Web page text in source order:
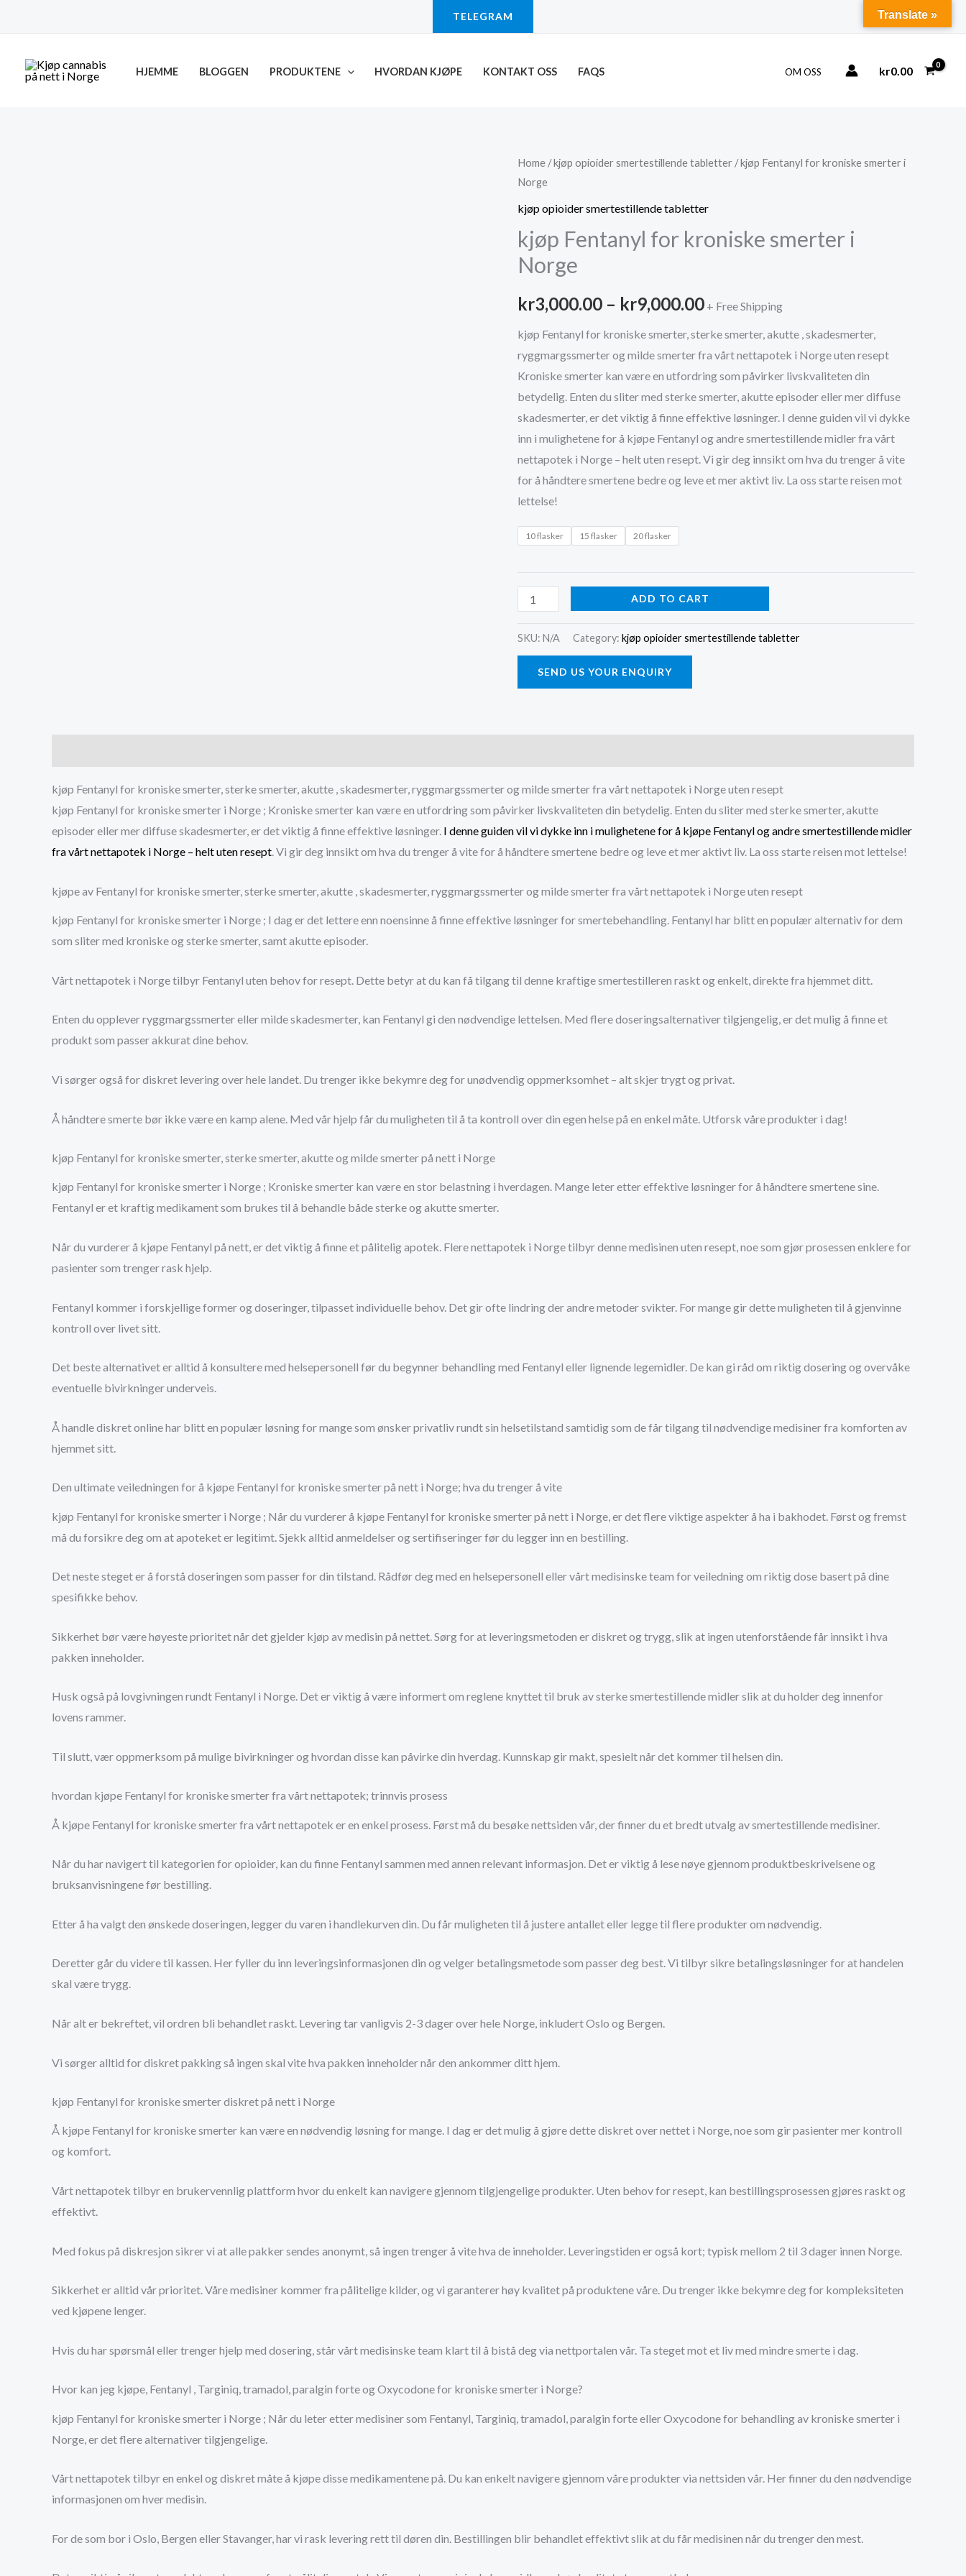
TELEGRAM
HJEMME BLOGGEN PRODUKTENE HVORDAN KJØPE KONTAKT OSS FAQS OM OSS kr0.00
Home /kjøp opioider smertestillende tabletter / kjøp Fentanyl for kroniske smerter i
Norge
kjøp opioider smertestillende tabletter
kjøp Fentanyl for kroniske smerter i
Norge
kr3,000.00 – kr9,000.00Price
range:
kr3,000.00
through
kr9,000.00
+ Free Shipping
kjøp Fentanyl for kroniske smerter, sterke smerter, akutte , skadesmerter,
ryggmargssmerter og milde smerter fra vårt nettapotek i Norge uten resept
Kroniske smerter kan være en utfordring som påvirker livskvaliteten din
betydelig. Enten du sliter med sterke smerter, akutte episoder eller mer diffuse
skadesmerter, er det viktig å finne effektive løsninger. I denne guiden vil vi dykke
inn i mulighetene for å kjøpe Fentanyl og andre smertestillende midler fra vårt
nettapotek i Norge – helt uten resept. Vi gir deg innsikt om hva du trenger å vite
for å håndtere smertene bedre og leve et mer aktivt liv. La oss starte reisen mot
lettelse!
10 flasker 15 flasker 20 flasker
kjøp
for
kroniske
smerter
ADD TO CART
SKU: N/A Category: kjøp opioider smertestillende tabletter
SEND US YOUR ENQUIRY
kjøp Fentanyl for kroniske smerter, sterke smerter, akutte , skadesmerter, ryggmargssmerter og milde smerter fra vårt nettapotek i Norge uten resept
kjøp Fentanyl for kroniske smerter i Norge ; Kroniske smerter kan være en utfordring som påvirker livskvaliteten din betydelig. Enten du sliter med sterke smerter, akutte
episoder eller mer diffuse skadesmerter, er det viktig å finne effektive løsninger. I denne guiden vil vi dykke inn i mulighetene for å kjøpe Fentanyl og andre smertestillende midler
fra vårt nettapotek i Norge – helt uten resept. Vi gir deg innsikt om hva du trenger å vite for å håndtere smertene bedre og leve et mer aktivt liv. La oss starte reisen mot lettelse!
kjøpe av Fentanyl for kroniske smerter, sterke smerter, akutte , skadesmerter, ryggmargssmerter og milde smerter fra vårt nettapotek i Norge uten resept
kjøp Fentanyl for kroniske smerter i Norge ; I dag er det lettere enn noensinne å finne effektive løsninger for smertebehandling. Fentanyl har blitt en populær alternativ for dem
som sliter med kroniske og sterke smerter, samt akutte episoder.
Vårt nettapotek i Norge tilbyr Fentanyl uten behov for resept. Dette betyr at du kan få tilgang til denne kraftige smertestilleren raskt og enkelt, direkte fra hjemmet ditt.
Enten du opplever ryggmargssmerter eller milde skadesmerter, kan Fentanyl gi den nødvendige lettelsen. Med flere doseringsalternativer tilgjengelig, er det mulig å finne et
produkt som passer akkurat dine behov.
Vi sørger også for diskret levering over hele landet. Du trenger ikke bekymre deg for unødvendig oppmerksomhet – alt skjer trygt og privat.
Å håndtere smerte bør ikke være en kamp alene. Med vår hjelp får du muligheten til å ta kontroll over din egen helse på en enkel måte. Utforsk våre produkter i dag!
kjøp Fentanyl for kroniske smerter, sterke smerter, akutte og milde smerter på nett i Norge
kjøp Fentanyl for kroniske smerter i Norge ; Kroniske smerter kan være en stor belastning i hverdagen. Mange leter etter effektive løsninger for å håndtere smertene sine.
Fentanyl er et kraftig medikament som brukes til å behandle både sterke og akutte smerter.
Når du vurderer å kjøpe Fentanyl på nett, er det viktig å finne et pålitelig apotek. Flere nettapotek i Norge tilbyr denne medisinen uten resept, noe som gjør prosessen enklere for
pasienter som trenger rask hjelp.
Fentanyl kommer i forskjellige former og doseringer, tilpasset individuelle behov. Det gir ofte lindring der andre metoder svikter. For mange gir dette muligheten til å gjenvinne
kontroll over livet sitt.
Det beste alternativet er alltid å konsultere med helsepersonell før du begynner behandling med Fentanyl eller lignende legemidler. De kan gi råd om riktig dosering og overvåke
eventuelle bivirkninger underveis.
Å handle diskret online har blitt en populær løsning for mange som ønsker privatliv rundt sin helsetilstand samtidig som de får tilgang til nødvendige medisiner fra komforten av
hjemmet sitt.
Den ultimate veiledningen for å kjøpe Fentanyl for kroniske smerter på nett i Norge; hva du trenger å vite
kjøp Fentanyl for kroniske smerter i Norge ; Når du vurderer å kjøpe Fentanyl for kroniske smerter på nett i Norge, er det flere viktige aspekter å ha i bakhodet. Først og fremst
må du forsikre deg om at apoteket er legitimt. Sjekk alltid anmeldelser og sertifiseringer før du legger inn en bestilling.
Det neste steget er å forstå doseringen som passer for din tilstand. Rådfør deg med en helsepersonell eller vårt medisinske team for veiledning om riktig dose basert på dine
spesifikke behov.
Sikkerhet bør være høyeste prioritet når det gjelder kjøp av medisin på nettet. Sørg for at leveringsmetoden er diskret og trygg, slik at ingen utenforstående får innsikt i hva
pakken inneholder.
Husk også på lovgivningen rundt Fentanyl i Norge. Det er viktig å være informert om reglene knyttet til bruk av sterke smertestillende midler slik at du holder deg innenfor
lovens rammer.
Til slutt, vær oppmerksom på mulige bivirkninger og hvordan disse kan påvirke din hverdag. Kunnskap gir makt, spesielt når det kommer til helsen din.
hvordan kjøpe Fentanyl for kroniske smerter fra vårt nettapotek; trinnvis prosess
Å kjøpe Fentanyl for kroniske smerter fra vårt nettapotek er en enkel prosess. Først må du besøke nettsiden vår, der finner du et bredt utvalg av smertestillende medisiner.
Når du har navigert til kategorien for opioider, kan du finne Fentanyl sammen med annen relevant informasjon. Det er viktig å lese nøye gjennom produktbeskrivelsene og
bruksanvisningene før bestilling.
Etter å ha valgt den ønskede doseringen, legger du varen i handlekurven din. Du får muligheten til å justere antallet eller legge til flere produkter om nødvendig.
Deretter går du videre til kassen. Her fyller du inn leveringsinformasjonen din og velger betalingsmetode som passer deg best. Vi tilbyr sikre betalingsløsninger for at handelen
skal være trygg.
Når alt er bekreftet, vil ordren bli behandlet raskt. Levering tar vanligvis 2-3 dager over hele Norge, inkludert Oslo og Bergen.
Vi sørger alltid for diskret pakking så ingen skal vite hva pakken inneholder når den ankommer ditt hjem.
kjøp Fentanyl for kroniske smerter diskret på nett i Norge
Å kjøpe Fentanyl for kroniske smerter kan være en nødvendig løsning for mange. I dag er det mulig å gjøre dette diskret over nettet i Norge, noe som gir pasienter mer kontroll
og komfort.
Vårt nettapotek tilbyr en brukervennlig plattform hvor du enkelt kan navigere gjennom tilgjengelige produkter. Uten behov for resept, kan bestillingsprosessen gjøres raskt og
effektivt.
Med fokus på diskresjon sikrer vi at alle pakker sendes anonymt, så ingen trenger å vite hva de inneholder. Leveringstiden er også kort; typisk mellom 2 til 3 dager innen Norge.
Sikkerhet er alltid vår prioritet. Våre medisiner kommer fra pålitelige kilder, og vi garanterer høy kvalitet på produktene våre. Du trenger ikke bekymre deg for kompleksiteten
ved kjøpene lenger.
Hvis du har spørsmål eller trenger hjelp med dosering, står vårt medisinske team klart til å bistå deg via nettportalen vår. Ta steget mot et liv med mindre smerte i dag.
Hvor kan jeg kjøpe, Fentanyl , Targiniq, tramadol, paralgin forte og Oxycodone for kroniske smerter i Norge?
kjøp Fentanyl for kroniske smerter i Norge ; Når du leter etter medisiner som Fentanyl, Targiniq, tramadol, paralgin forte eller Oxycodone for behandling av kroniske smerter i
Norge, er det flere alternativer tilgjengelige.
Vårt nettapotek tilbyr en enkel og diskret måte å kjøpe disse medikamentene på. Du kan enkelt navigere gjennom våre produkter via nettsiden vår. Her finner du den nødvendige
informasjonen om hver medisin.
For de som bor i Oslo, Bergen eller Stavanger, har vi rask levering rett til døren din. Bestillingen blir behandlet effektivt slik at du får medisinen når du trenger den mest.
Translate »